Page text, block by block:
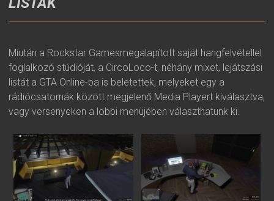
Miután a Rockstar Gamesmegalapított saját hangfelvétellel
foglalkozó stúdióját, a CircoLoco-t, néhány mixet, lejátszási
listát a GTA Online-ba is beletettek, melyeket egy a
rádiócsatornák között megjelenő Media Playert kiválasztva,
vagy versenyeken a lobbi menüjében választhatunk ki.